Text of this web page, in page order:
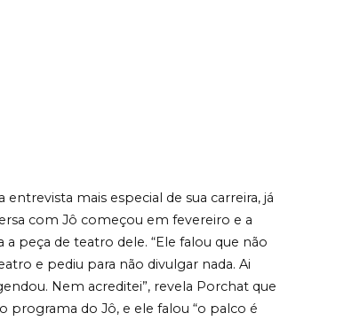
mais especial de sua carreira, já
com Jô começou em fevereiro e a
peça de teatro dele. “Ele falou que não
e pediu para não divulgar nada. Ai
Nem acreditei”, revela Porchat que
programa do Jô, e ele falou “o palco é